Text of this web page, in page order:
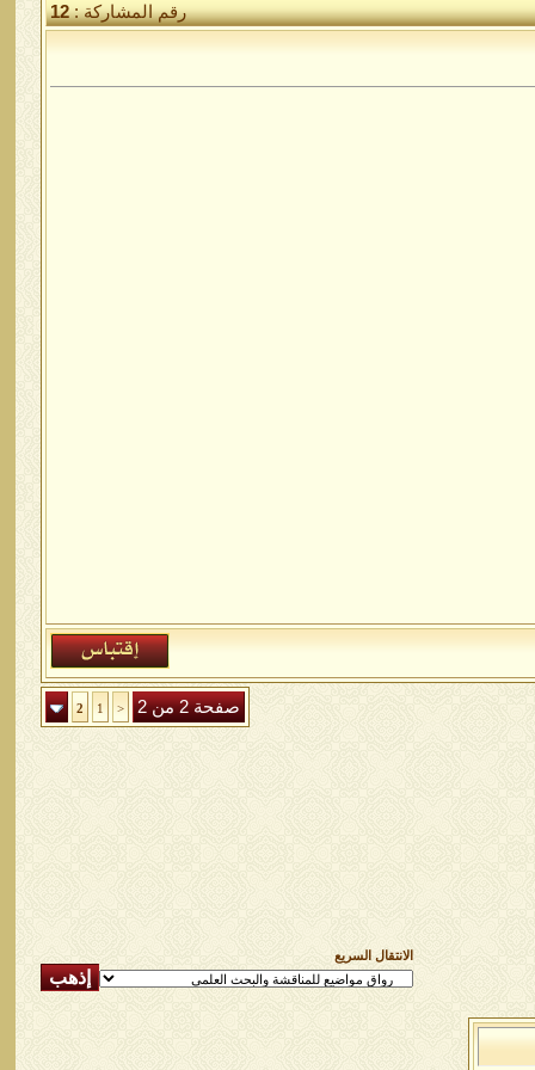
رقم المشاركة :12
صفحة 2 من 2 <
1
2
الانتقال السريع